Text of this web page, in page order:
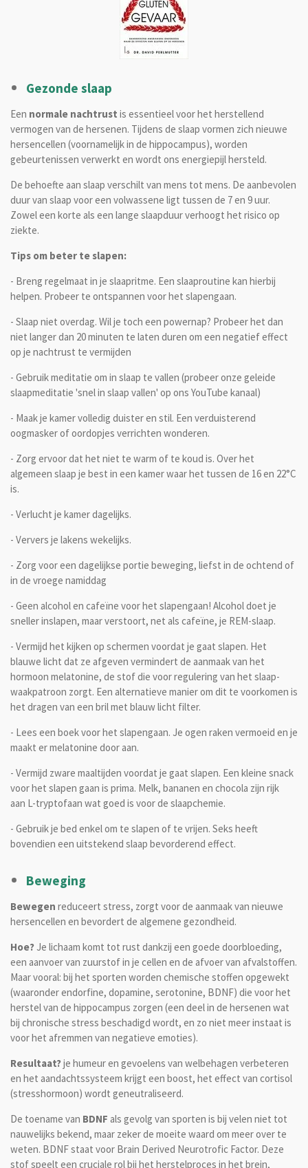
Gezonde slaap
Een normale nachtrust is essentieel voor het herstellend
vermogen van de hersenen. Tijdens de slaap vormen zich nieuwe
hersencellen (voornamelijk in de hippocampus), worden
gebeurtenissen verwerkt en wordt ons energiepijl hersteld.
De behoefte aan slaap verschilt van mens tot mens. De aanbevolen
duur van slaap voor een volwassene ligt tussen de 7 en 9 uur.
Zowel een korte als een lange slaapduur verhoogt het risico op
ziekte.
Tips om beter te slapen:
- Breng regelmaat in je slaapritme. Een slaaproutine kan hierbij
helpen. Probeer te ontspannen voor het slapengaan.
- Slaap niet overdag. Wil je toch een powernap? Probeer het dan
niet langer dan 20 minuten te laten duren om een negatief effect
op je nachtrust te vermijden
- Gebruik meditatie om in slaap te vallen (probeer onze geleide
slaapmeditatie 'snel in slaap vallen' op ons YouTube kanaal)
- Maak je kamer volledig duister en stil. Een verduisterend
oogmasker of oordopjes verrichten wonderen.
- Zorg ervoor dat het niet te warm of te koud is. Over het
algemeen slaap je best in een kamer waar het tussen de 16 en 22°C
is.
- Verlucht je kamer dagelijks.
- Ververs je lakens wekelijks.
- Zorg voor een dagelijkse portie beweging, liefst in de ochtend of
in de vroege namiddag
- Geen alcohol en cafeïne voor het slapengaan! Alcohol doet je
sneller inslapen, maar verstoort, net als cafeïne, je REM-slaap.
- Vermijd het kijken op schermen voordat je gaat slapen. Het
blauwe licht dat ze afgeven vermindert de aanmaak van het
hormoon melatonine, de stof die voor regulering van het slaap-
waakpatroon zorgt. Een alternatieve manier om dit te voorkomen is
het dragen van een bril met blauw licht filter.
- Lees een boek voor het slapengaan. Je ogen raken vermoeid en je
maakt er melatonine door aan.
- Vermijd zware maaltijden voordat je gaat slapen. Een kleine snack
voor het slapen gaan is prima. Melk, bananen en chocola zijn rijk
aan L-tryptofaan wat goed is voor de slaapchemie.
- Gebruik je bed enkel om te slapen of te vrijen. Seks heeft
bovendien een uitstekend slaap bevorderend effect.
Beweging
Bewegen reduceert stress, zorgt voor de aanmaak van nieuwe
hersencellen en bevordert de algemene gezondheid.
Hoe?Je lichaam komt tot rust dankzij een goede doorbloeding,
een aanvoer van zuurstof in je cellen en de afvoer van afvalstoffen.
Maar vooral: bij het sporten worden chemische stoffen opgewekt
(waaronder endorfine, dopamine, serotonine, BDNF) die voor het
herstel van de hippocampus zorgen (een deel in de hersenen wat
bij chronische stress beschadigd wordt, en zo niet meer instaat is
voor het afremmen van negatieve emoties).
Resultaat?je humeur en gevoelens van welbehagen verbeteren
en het aandachtssysteem krijgt een boost, het effect van cortisol
(stresshormoon) wordt geneutraliseerd.
De toename van BDNF als gevolg van sporten is bij velen niet tot
nauwelijks bekend, maar zeker de moeite waard om meer over te
weten. BDNF staat voor Brain Derived Neurotrofic Factor. Deze
stof speelt een cruciale rol bij het herstelproces in het brein,